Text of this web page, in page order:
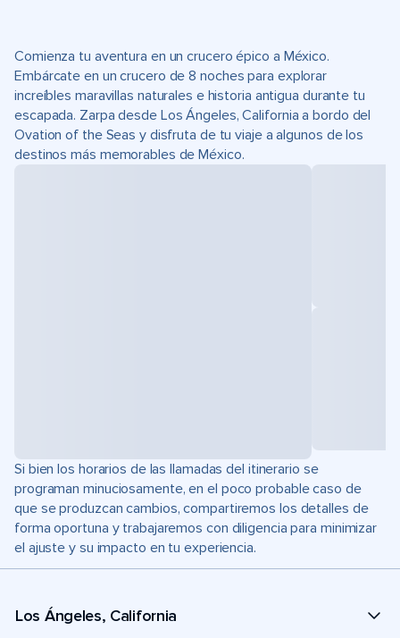
Comienza tu aventura en un crucero épico a México.
Embárcate en un crucero de 8 noches para explorar
increíbles maravillas naturales e historia antigua durante tu
escapada. Zarpa desde Los Ángeles, California a bordo del
Ovation of the Seas y disfruta de tu viaje a algunos de los
destinos más memorables de México.
Si bien los horarios de las llamadas del itinerario se
programan minuciosamente, en el poco probable caso de
que se produzcan cambios, compartiremos los detalles de
forma oportuna y trabajaremos con diligencia para minimizar
el ajuste y su impacto en tu experiencia.
Los Ángeles, California